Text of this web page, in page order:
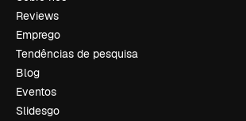
Reviews
Emprego
Tendências de pesquisa
Blog
Eventos
Slidesgo